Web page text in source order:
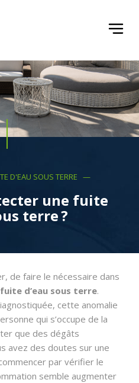
D'EAU SOUS TERRE —
une fuite
terre ?
de faire le nécessaire dans
d’eau sous terre.
cette anomalie
qui s’occupe de la
que des dégâts
avez des doutes sur une
par vérifier le
semble augmenter